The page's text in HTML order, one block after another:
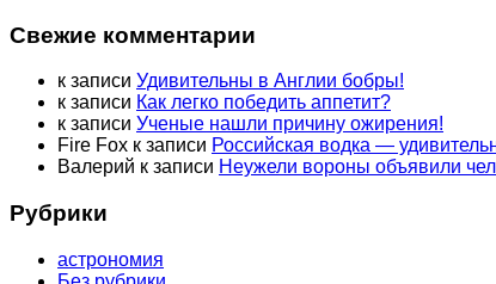
Свежие комментарии
к записи Удивительны в Англии бобры!
к записи Как легко победить аппетит?
к записи Ученые нашли причину ожирения!
Fire Fox к записи Российская водка —
Валерий к записи Неужели вороны объявили
Рубрики
астрономия